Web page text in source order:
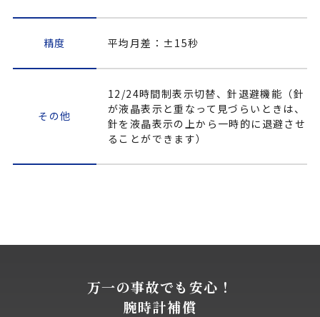
精度 平均月差：±15秒
その他
12/24時間制表示切替、針退避機能（針
が液晶表示と重なって見づらいときは、
針を液晶表示の上から一時的に退避させ
ることができます）
万一の事故でも安心！
腕時計補償